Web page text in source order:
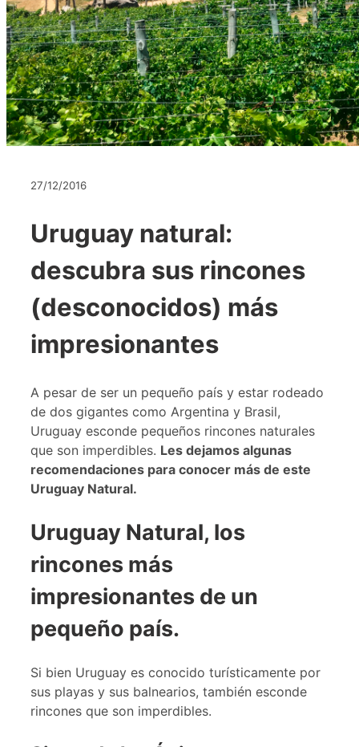
27/12/2016
Uruguay natural:
descubra sus rincones
(desconocidos) más
impresionantes
A pesar de ser un pequeño país y estar rodeado
de dos gigantes como Argentina y Brasil,
Uruguay esconde pequeños rincones naturales
que son imperdibles. Les dejamos algunas
recomendaciones para conocer más de este
Uruguay Natural.
Uruguay Natural, los
rincones más
impresionantes de un
pequeño país.
Si bien Uruguay es conocido turísticamente por
sus playas y sus balnearios, también esconde
rincones que son imperdibles.